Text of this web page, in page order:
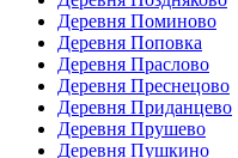
Деревня Поминово
Деревня Поповка
Деревня Праслово
Деревня Преснецово
Деревня Приданцево
Деревня Прушево
Деревня Пушкино